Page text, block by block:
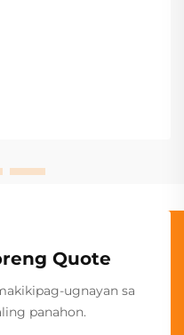
Quote
ugnayan sa
panahon.